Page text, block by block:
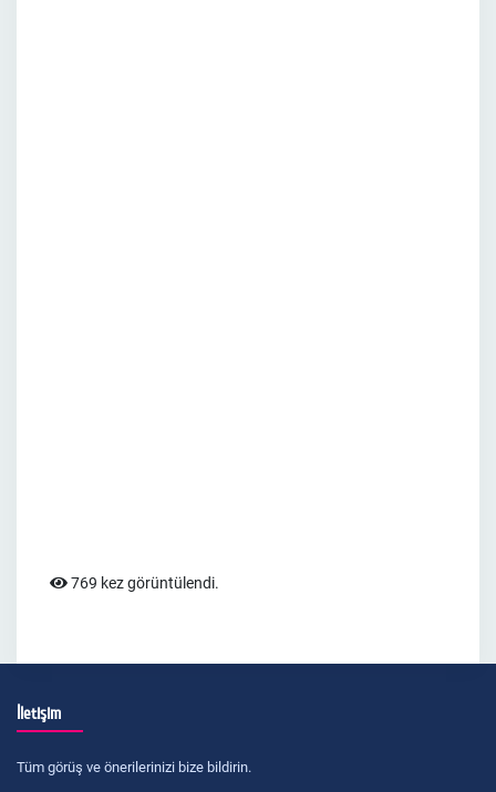
769 kez görüntülendi.
İletişim
Tüm görüş ve önerilerinizi bize bildirin.